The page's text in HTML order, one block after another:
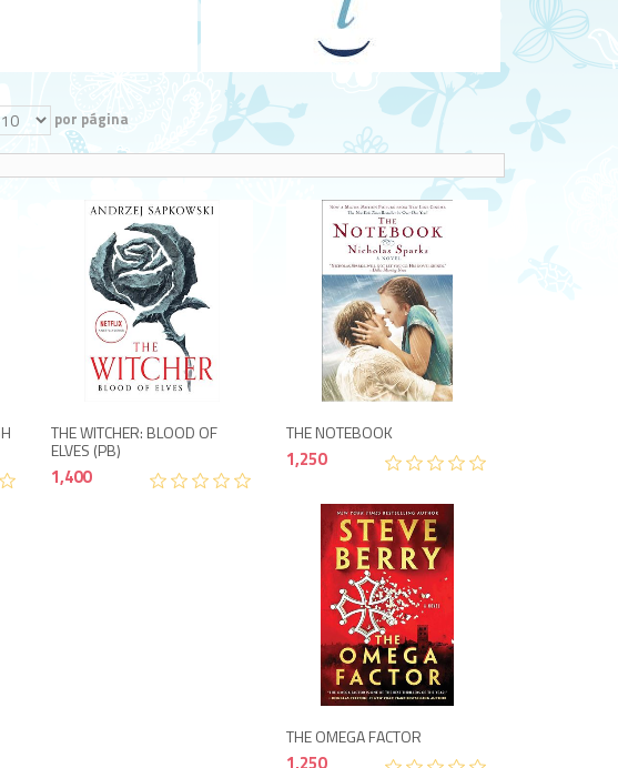
por página
THE WITCHER: BLOOD OF
ELVES (PB)
1,400
THE NOTEBOOK
1,250
THE OMEGA FACTOR
1,250